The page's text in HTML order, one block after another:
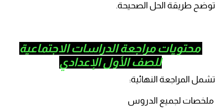
طريقة الحل الصحيحة.
محتويات مراجعة الدراسات الاجتماعية
للصف الأول الإعدادي
المراجعة النهائية:
لجميع الدروس